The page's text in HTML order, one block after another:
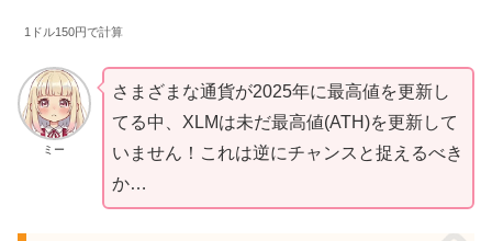
1ドル150円で計算
ミー
さまざまな通貨が2025年に最高値を更新し
てる中、XLMは未だ最高値(ATH)を更新して
いません！これは逆にチャンスと捉えるべき
か…